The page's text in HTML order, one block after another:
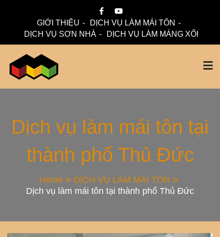
GIỚI THIỆU
DỊCH VỤ LÀM MÁI TÔN
DỊCH VỤ SƠN NHÀ
DỊCH VỤ LÀM MÁNG XỐI
Thi Công Mái Tôn,
Máng Xối Chuyên
Nghiệp – Mái Nhà
Đẹp
Dịch vụ làm mái tôn tại
thành phố Thủ Đức
Home
DỊCH VỤ LÀM MÁI TÔN
Dịch vụ làm mái tôn tại thành phố Thủ Đức